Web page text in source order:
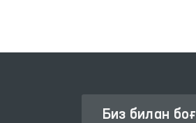
Биз билан